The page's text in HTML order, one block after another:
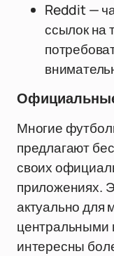
Reddit —
ссылок на
Многие
предлагают
своих
приложениях.
актуально для
центральными
интересны